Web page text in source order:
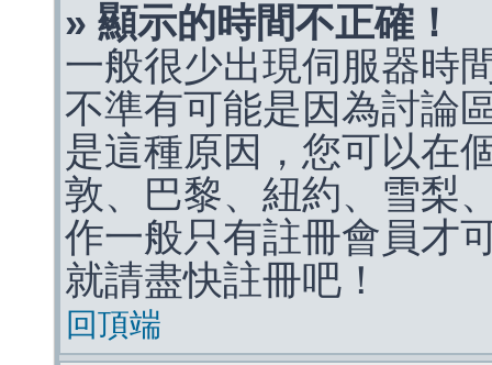
» 顯示的時間不正確！
一般很少出現伺服器時
不準有可能是因為討論
是這種原因，您可以在
敦、巴黎、紐約、雪梨
作一般只有註冊會員才
就請盡快註冊吧！
回頂端